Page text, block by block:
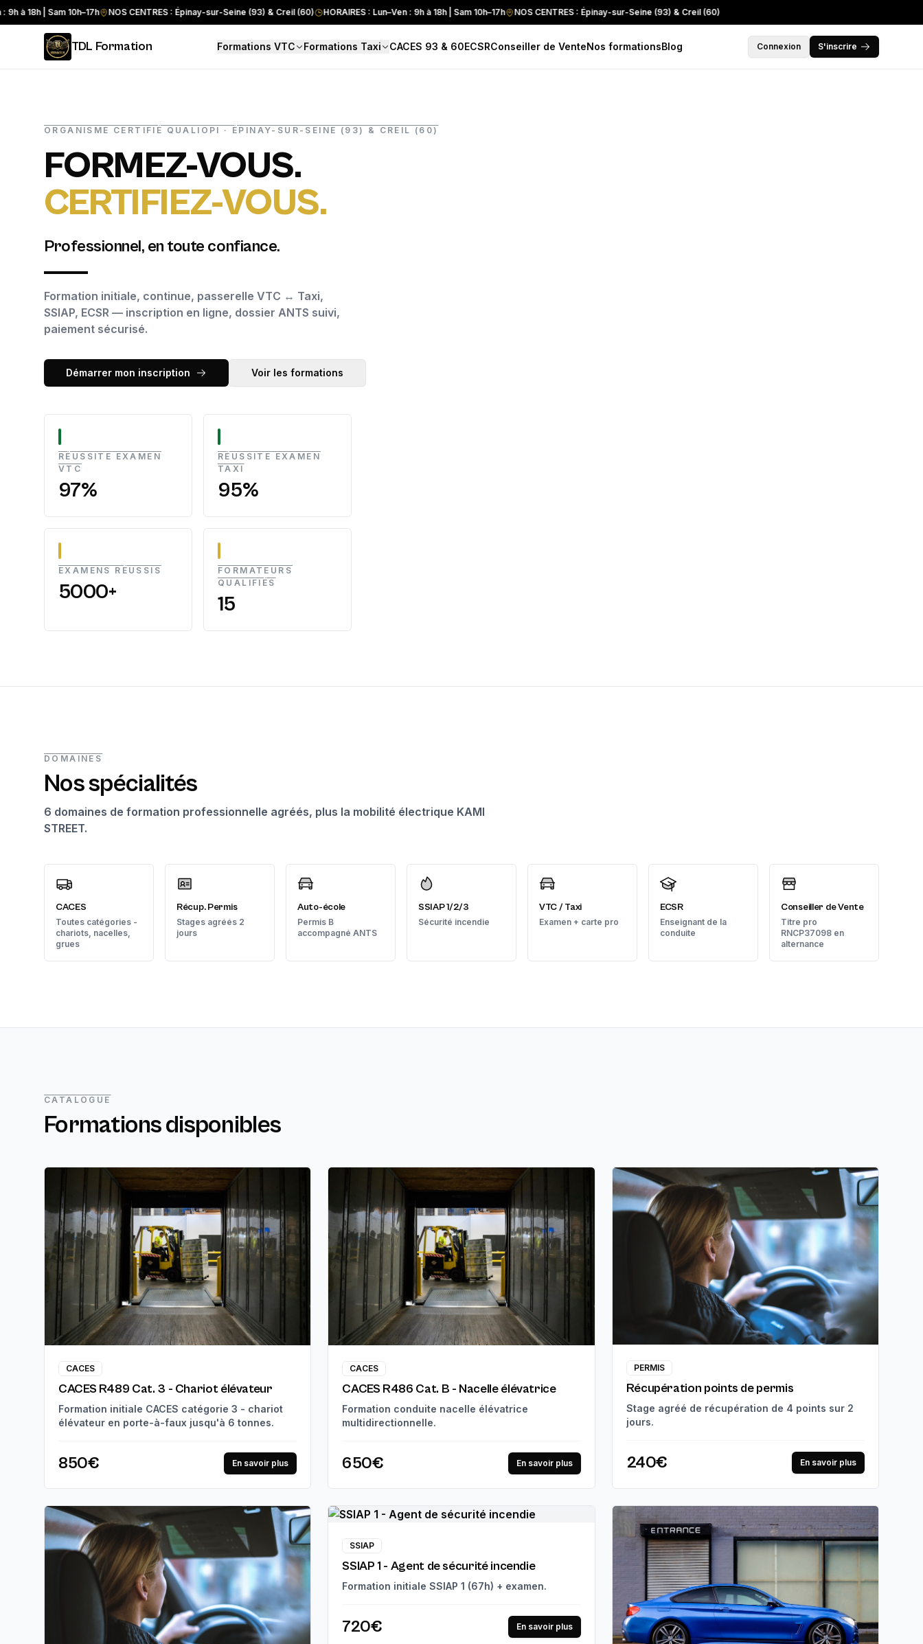
| Sam 10h–17h NOS CENTRES : Épinay-sur-Seine (93) & Creil (60) HORAIRES : Lun–Ven : 9h à 18h | Sam 10h–17h NOS CENTRES : Épinay-sur-Seine (93) & Creil (60)
TDL Formation Formations VTC Formations Taxi CACES 93 & 60ECSRConseiller de VenteNos formationsBlog Connexion S'inscrire
ORGANISME CERTIFIÉ QUALIOPI · ÉPINAY-SUR-SEINE (93) & CREIL (60)
FORMEZ-VOUS.
CERTIFIEZ-VOUS.
Professionnel, en toute confiance.
Formation initiale, continue, passerelle VTC ↔ Taxi,
SSIAP, ECSR — inscription en ligne, dossier ANTS suivi,
paiement sécurisé.
Démarrer mon inscription Voir les formations
RÉUSSITE EXAMEN
VTC
97%
RÉUSSITE EXAMEN
TAXI
95%
EXAMENS RÉUSSIS
5000+
FORMATEURS
QUALIFIÉS
15
DOMAINES
Nos spécialités
6 domaines de formation professionnelle agréés, plus la mobilité électrique KAMI
STREET.
CACES
Toutes catégories -
chariots, nacelles,
grues
Récup. Permis
Stages agréés 2
jours
Auto-école
Permis B
accompagné ANTS
SSIAP 1/2/3
Sécurité incendie
VTC / Taxi
Examen + carte pro
ECSR
Enseignant de la
conduite
Conseiller de Vente
Titre pro
RNCP37098 en
alternance
CATALOGUE
Formations disponibles
CACES
CACES R489 Cat. 3 - Chariot élévateur
Formation initiale CACES catégorie 3 - chariot
élévateur en porte-à-faux jusqu'à 6 tonnes.
850€ En savoir plus
CACES
CACES R486 Cat. B - Nacelle élévatrice
Formation conduite nacelle élévatrice
multidirectionnelle.
650€ En savoir plus
PERMIS
Récupération points de permis
Stage agréé de récupération de 4 points sur 2
jours.
240€ En savoir plus
SSIAP
SSIAP 1 - Agent de sécurité incendie
Formation initiale SSIAP 1 (67h) + examen.
720€ En savoir plus